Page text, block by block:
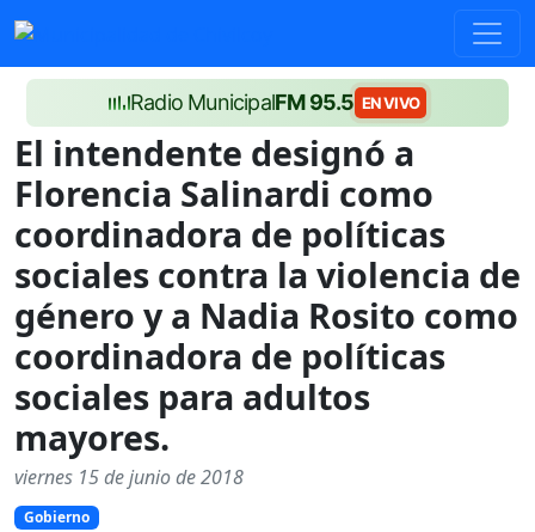
Radio MunicipalFM 95.5 EN VIVO
El intendente designó a
Florencia Salinardi como
coordinadora de políticas
sociales contra la violencia de
género y a Nadia Rosito como
coordinadora de políticas
sociales para adultos
mayores.
viernes 15 de junio de 2018
Gobierno